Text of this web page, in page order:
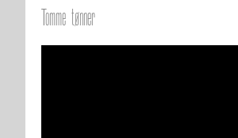
Tomme tønner